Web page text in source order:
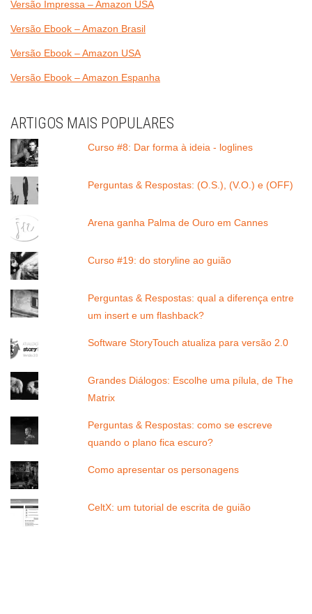
Versão Impressa – Amazon USA
Versão Ebook – Amazon Brasil
Versão Ebook – Amazon USA
Versão Ebook – Amazon Espanha
ARTIGOS MAIS POPULARES
Curso #8: Dar forma à ideia - loglines
Perguntas & Respostas: (O.S.), (V.O.) e (OFF)
Arena ganha Palma de Ouro em Cannes
Curso #19: do storyline ao guião
Perguntas & Respostas: qual a diferença entre
um insert e um flashback?
Software StoryTouch atualiza para versão 2.0
Grandes Diálogos: Escolhe uma pílula, de The
Matrix
Perguntas & Respostas: como se escreve
quando o plano fica escuro?
Como apresentar os personagens
CeltX: um tutorial de escrita de guião